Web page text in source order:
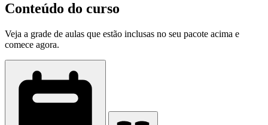
Conteúdo do curso
Veja a grade de aulas que estão inclusas no seu pacote acima e
comece agora.